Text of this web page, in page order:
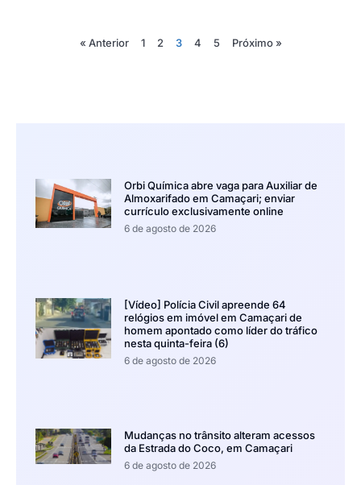
« Anterior 1 2 3 4 5 Próximo »
Orbi Química abre vaga para Auxiliar de
Almoxarifado em Camaçari; enviar
currículo exclusivamente online
6 de agosto de 2026
[Vídeo] Polícia Civil apreende 64
relógios em imóvel em Camaçari de
homem apontado como líder do tráfico
nesta quinta-feira (6)
6 de agosto de 2026
Mudanças no trânsito alteram acessos
da Estrada do Coco, em Camaçari
6 de agosto de 2026